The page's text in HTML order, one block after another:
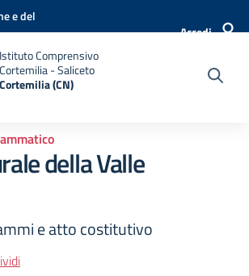
e del
Accedi
Istituto Comprensivo
Cortemilia - Saliceto
Cortemilia (CN)
della Valle
e atto costitutivo